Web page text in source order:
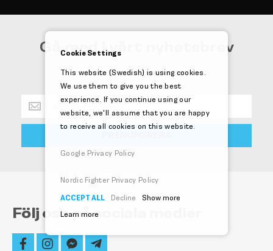
Gå med i vårt nyhetsbrev
Håll dig alltid uppdaterad
Håll
dig
alltid
Följ oss på sociala medier
facebookinstagram
facebook-telegram-
Cookie Settings
This website (Swedish) is using cookies.
We use them to give you the best
experience. If you continue using our
website, we'll assume that you are happy
to receive all cookies on this website.
Google Privacy Policy
Nordic Fighter Privacy Policy
ACCEPT ALL
Decline
Show more
Learn more